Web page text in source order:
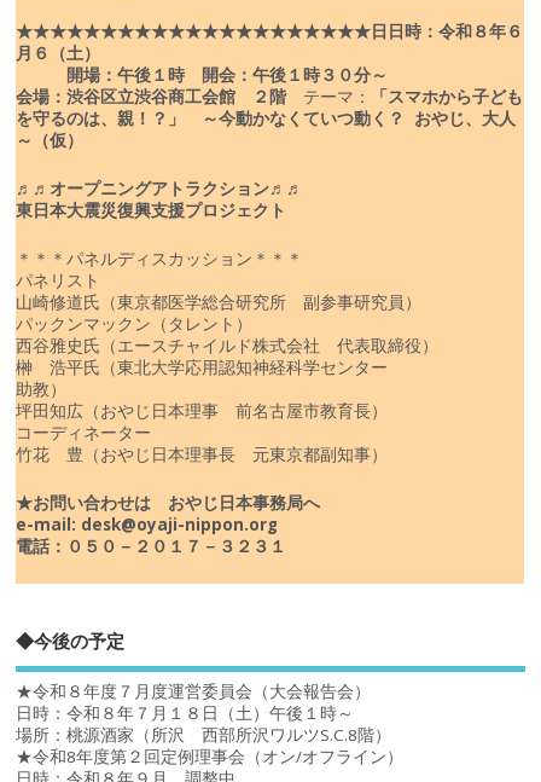
★★★★★★★★★★★★★★★★★★★★★日 日時：令和８年６
月６（土）
開場：午後１時 開会：午後１時３０分～
会場：渋谷区立渋谷商工会館 ２階 テーマ：
「スマホから子ども
を守るのは、親！？」
～今動かなくていつ動く？ おやじ、大人
～（仮）
♬♬オープニングアトラクション♬♬
東日本大震災復興支援プロジェクト
＊＊＊パネルディスカッション＊＊＊
パネリスト
山崎修道氏（東京都医学総合研究所 副参事研究員）
パックンマックン（タレント）
西谷雅史氏（エースチャイルド株式会社 代表取締役）
榊 浩平氏（東北大学応用認知神経科学センター
助教）
坪田知広（おやじ日本理事 前名古屋市教育長）
コーディネーター
竹花 豊（おやじ日本理事長 元東京都副知事）
★お問い合わせは おやじ日本事務局へ
e-mail: desk@oyaji-nippon.org
電話：０５０－２０１７－３２３１
◆今後の予定
★令和８年度７月度運営委員会（大会報告会）
日時：令和８年７月１８日（土）午後１時～
場所：桃源酒家（所沢 西部所沢ワルツS.C.8階）
★令和8年度第２回定例理事会（オン/オフライン）